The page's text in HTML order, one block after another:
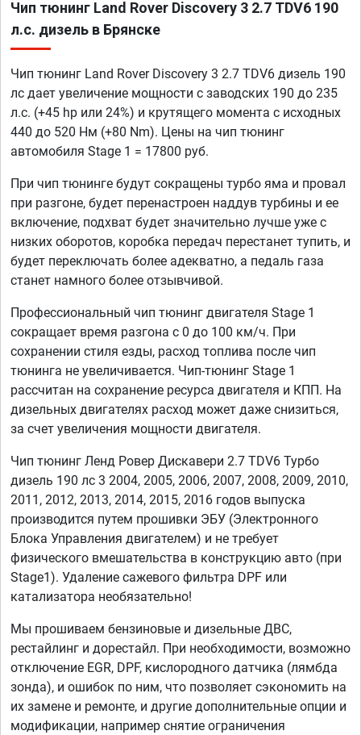
Чип тюнинг Land Rover Discovery 3 2.7 TDV6 190
л.с. дизель в Брянске
Чип тюнинг Land Rover Discovery 3 2.7 TDV6 дизель 190
лс дает увеличение мощности с заводских 190 до 235
л.с. (+45 hp или 24%) и крутящего момента с исходных
440 до 520 Нм (+80 Nm). Цены на чип тюнинг
автомобиля Stage 1 = 17800 руб.
При чип тюнинге будут сокращены турбо яма и провал
при разгоне, будет перенастроен наддув турбины и ее
включение, подхват будет значительно лучше уже с
низких оборотов, коробка передач перестанет тупить, и
будет переключать более адекватно, а педаль газа
станет намного более отзывчивой.
Профессиональный чип тюнинг двигателя Stage 1
сокращает время разгона с 0 до 100 км/ч. При
сохранении стиля езды, расход топлива после чип
тюнинга не увеличивается. Чип-тюнинг Stage 1
рассчитан на сохранение ресурса двигателя и КПП. На
дизельных двигателях расход может даже снизиться,
за счет увеличения мощности двигателя.
Чип тюнинг Ленд Ровер Дискавери 2.7 TDV6 Турбо
дизель 190 лс 3 2004, 2005, 2006, 2007, 2008, 2009, 2010,
2011, 2012, 2013, 2014, 2015, 2016 годов выпуска
производится путем прошивки ЭБУ (Электронного
Блока Управления двигателем) и не требует
физического вмешательства в конструкцию авто (при
Stage1). Удаление сажевого фильтра DPF или
катализатора необязательно!
Мы прошиваем бензиновые и дизельные ДВС,
рестайлинг и дорестайл. При необходимости, возможно
отключение EGR, DPF, кислородного датчика (лямбда
зонда), и ошибок по ним, что позволяет сэкономить на
их замене и ремонте, и другие дополнительные опции и
модификации, например снятие ограничения